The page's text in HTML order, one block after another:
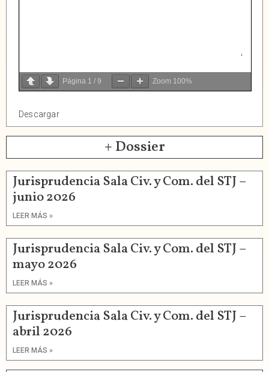
Página 1 / 9 Zoom 100%
Descargar
+ Dossier
Jurisprudencia Sala Civ. y Com. del STJ –
junio 2026
LEER MÁS »
Jurisprudencia Sala Civ. y Com. del STJ –
mayo 2026
LEER MÁS »
Jurisprudencia Sala Civ. y Com. del STJ –
abril 2026
LEER MÁS »